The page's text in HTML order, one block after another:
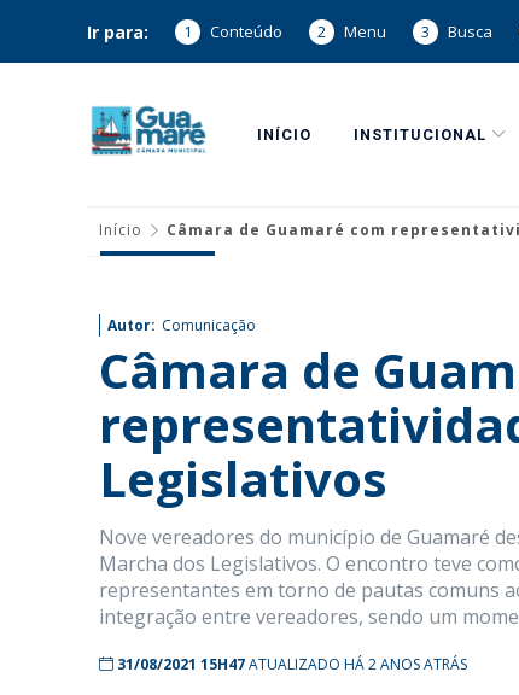
Ir para: 1 Conteúdo 2 Menu 3 Busca
INÍCIO INSTITUCIONAL
Início Câmara de Guamaré com
Autor: Comunicação
Câmara de
Legislativos
Nove vereadores do município de Guamaré
Marcha dos Legislativos. O encontro teve
representantes em torno de pautas comuns
integração entre vereadores, sendo um
31/08/2021 15H47ATUALIZADO HÁ 2 ANOS ATRÁS